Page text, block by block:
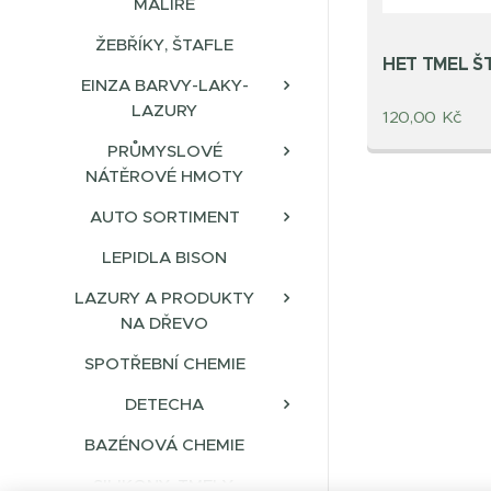
ŽEBŘÍKY, ŠTAFLE
EINZA BARVY-LAKY-
LAZURY
PRŮMYSLOVÉ
NÁTĚROVÉ HMOTY
AUTO SORTIMENT
LEPIDLA BISON
LAZURY A PRODUKTY
NA DŘEVO
SPOTŘEBNÍ CHEMIE
DETECHA
BAZÉNOVÁ CHEMIE
HET TMEL
120,00 Kč